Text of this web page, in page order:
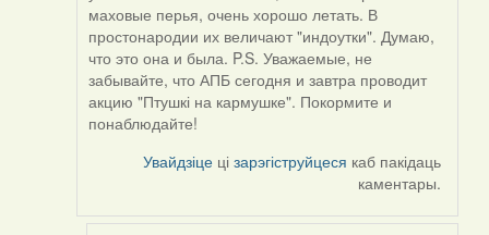
маховые перья, очень хорошо летать. В
простонародии их величают "индоутки". Думаю,
что это она и была. P.S. Уважаемые, не
забывайте, что АПБ сегодня и завтра проводит
акцию "Птушкі на кармушке". Покормите и
понаблюдайте!
Увайдзіце цізарэгіструйцеся каб пакідаць
каментары.